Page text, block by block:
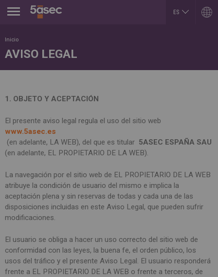
ES
ARGENTINA
English
English
Portuguese
English
Français
COLOMBIA
Español
English
EGYPT
English
Arabic
Français
GEORGIA
English
ქართული
Español
ROMÂNĂ
Русский
SLOVAKIA
SERBIA
English
Cрпски
Deutsch
Français
English
Inicio
AVISO LEGAL
1. OBJETO Y ACEPTACIÓN
El presente aviso legal regula el uso del sitio web
www.5asec.es
(en adelante, LA WEB), del que es titular 5ASEC ESPAÑA SAU
(en adelante, EL PROPIETARIO DE LA WEB).
La navegación por el sitio web de EL PROPIETARIO DE LA WEB
atribuye la condición de usuario del mismo e implica la
aceptación plena y sin reservas de todas y cada una de las
disposiciones incluidas en este Aviso Legal, que pueden sufrir
modificaciones.
El usuario se obliga a hacer un uso correcto del sitio web de
conformidad con las leyes, la buena fe, el orden público, los
usos del tráfico y el presente Aviso Legal. El usuario responderá
frente a EL PROPIETARIO DE LA WEB o frente a terceros, de